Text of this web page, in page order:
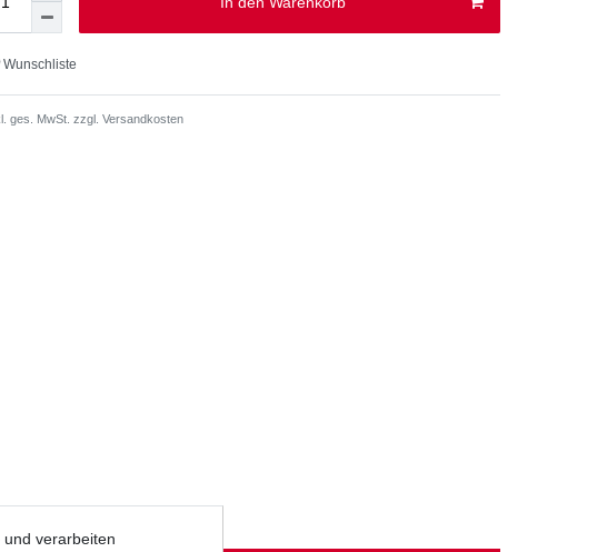
Wunschliste
ges. MwSt. zzgl. Versandkosten
verarbeiten